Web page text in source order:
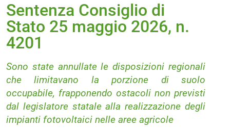
Sentenza Consiglio di
Stato 25 maggio 2026, n.
4201
Sono state annullate le disposizioni regionali
che limitavano la porzione di suolo
occupabile, frapponendo ostacoli non previsti
dal legislatore statale alla realizzazione degli
impianti fotovoltaici nelle aree agricole